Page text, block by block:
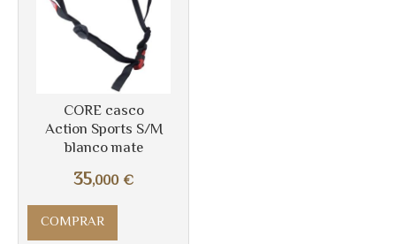
CORE casco
Action Sports S/M
blanco mate
35,000 €
COMPRAR
Más info